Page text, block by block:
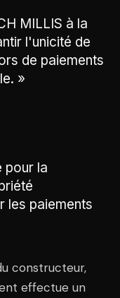
MILLIS à la
l'unicité de
de paiements
»
pour la
les paiements
constructeur,
effectue un